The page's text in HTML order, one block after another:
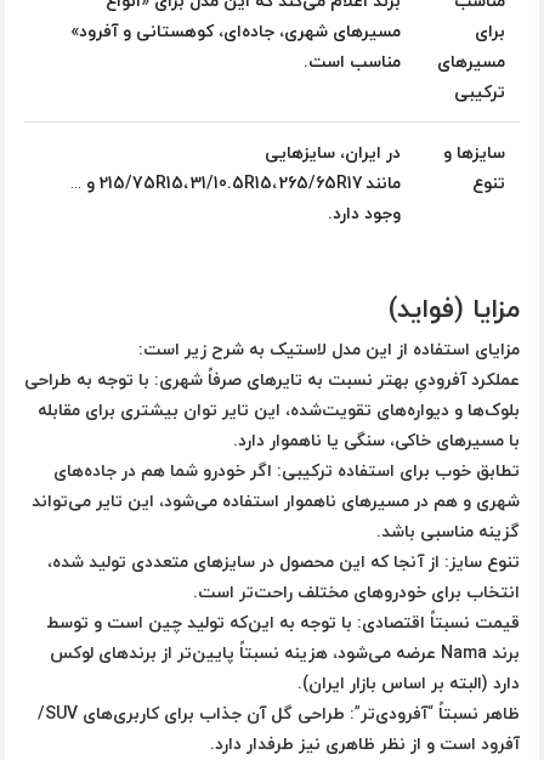
برای
مسیرهای
ترکیبی
مسیرهای شهری، جاده‌ای، کوهستانی و آفرود»
مناسب است.
سایزها و
تنوع
در ایران، سایزهایی
مانند 215/75R15، 31/10.5R15، 265/65R17 و …
وجود دارد.
مزایا (فواید)
مزایای استفاده از این مدل لاستیک به شرح زیر است:
عملکرد آفرودیِ بهتر نسبت به تایرهای صرفاً شهری: با توجه به طراحی
بلوک‌ها و دیواره‌های تقویت‌شده، این تایر توان بیشتری برای مقابله
با مسیرهای خاکی، سنگی یا ناهموار دارد.
تطابق خوب برای استفاده ترکیبی: اگر خودرو شما هم در جاده‌های
شهری و هم در مسیرهای ناهموار استفاده می‌شود، این تایر می‌تواند
گزینه مناسبی باشد.
تنوع سایز: از آنجا که این محصول در سایزهای متعددی تولید شده،
انتخاب برای خودروهای مختلف راحت‌تر است.
قیمت نسبتاً اقتصادی: با توجه به این‌که تولید چین است و توسط
برند Nama عرضه می‌شود، هزینه نسبتاً پایین‌تر از برندهای لوکس
دارد (البته بر اساس بازار ایران).
ظاهر نسبتاً “آفرودی‌تر”: طراحی گل آن جذاب برای کاربری‌های SUV/
آفرود است و از نظر ظاهری نیز طرفدار دارد.